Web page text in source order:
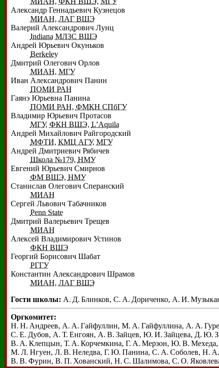
Александр Геннадьевич Кузнецов
МИАН, ЛАГ ВШЭ
Валерий Александрович Лунц
Indiana МЛЗС ВШЭ
Андрей Юрьевич Окуньков
Berkeley
Дмитрий Олегович Орлов
МИАН, МГУ
Иван Александрович Панин
ПОМИ РАН
Гаянэ Юрьевна Панина
ПОМИ РАН, ФМКН СПбГУ
Владимир Юрьевич Протасов
МГУ, ФКН ВШЭ, L’Aquila
Андрей Михайлович Райгородский
МФТИ, КМЦ АГУ, МГУ
Андрей Дмитриевич Рябичев
Школа №179, НМУ
Евгений Юрьевич Смирнов
ФМ ВШЭ, НМУ
Станислав Олегович Сперанский
МИАН
Сергей Львович Табачников
Penn State
Дмитрий Валерьевич Трещев
МИАН
Алексей Владимирович Устинов
ФКН ВШЭ
Георгий Борисович Шабат
РГГУ
Константин Александрович Шрамов
МИАН, ЛАГ ВШЭ
Гости школы: А. Д. Блинков, С. А. Дориченко, А. И.
Оргкомитет:
Н. Н. Андреев, А. А. Гайфуллин, М. А. Гайфуллина, А. А.
С. Е. Дубов, А. Т. Енгоян, А. В. Зайцев, Ю. И. Зайцева, Д. Ю.
В. А. Клепцын, Т. А. Корчемкина, Г. А. Мерзон, Ю. В. Мехеда
М. Л. Нгуен, Л. В. Неледва, Г. Ю. Панина, С. А. Соболев, Н. А.
В. В. Фурин, В. П. Хованский, Н. С. Шалимова, С. О.